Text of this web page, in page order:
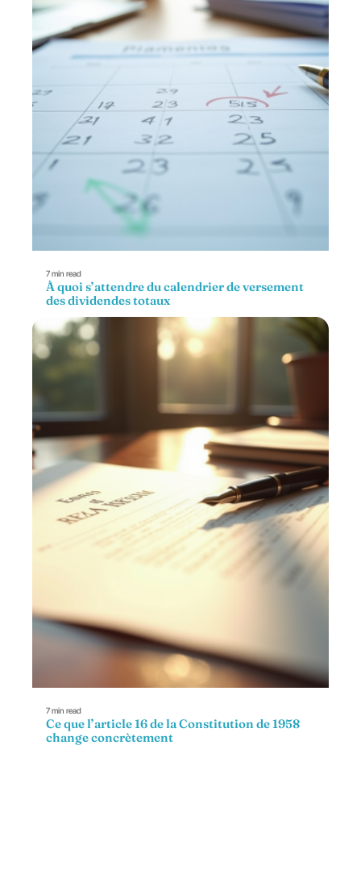
7 min read
À quoi s’attendre du calendrier de versement
des dividendes totaux
7 min read
Ce que l’article 16 de la Constitution de 1958
change concrètement